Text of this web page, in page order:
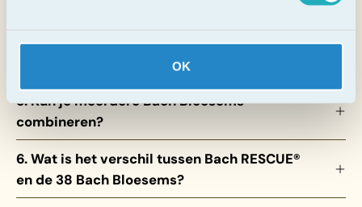
OK
4. Kunnen kinderen en dieren ook Bach
5. Kun je meerdere Bach Bloesems
combineren?
6. Wat is het verschil tussen Bach RESCUE®
en de 38 Bach Bloesems?